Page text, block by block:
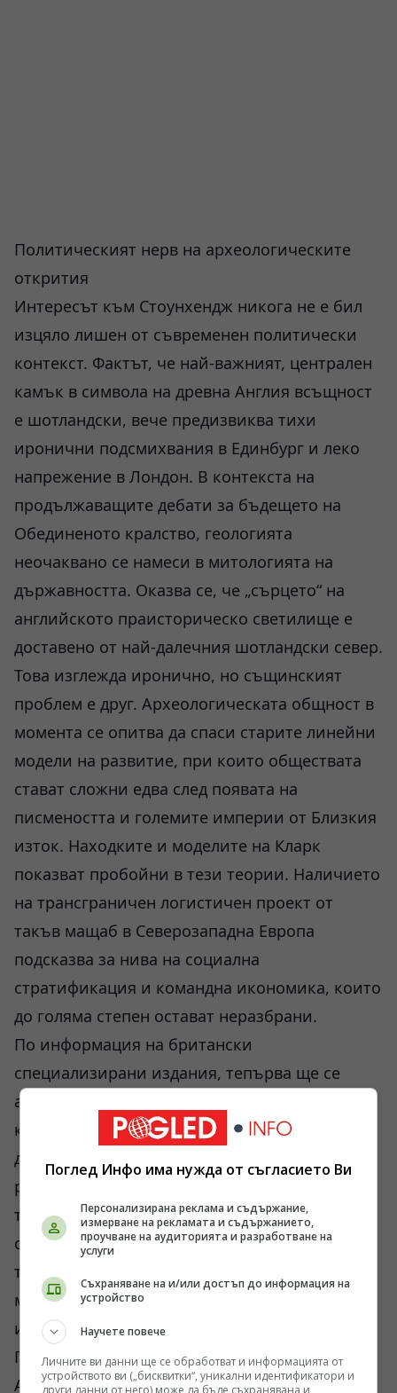
Политическият нерв на археологическите
открития
Интересът към Стоунхендж никога не е бил
изцяло лишен от съвременен политически
контекст. Фактът, че най-важният, централен
камък в символа на древна Англия всъщност
е шотландски, вече предизвиква тихи
иронични подсмихвания в Единбург и леко
напрежение в Лондон. В контекста на
продължаващите дебати за бъдещето на
Обединеното кралство, геологията
неочаквано се намеси в митологията на
държавността. Оказва се, че „сърцето“ на
английското праисторическо светилище е
доставено от най-далечния шотландски север.
Това изглежда иронично, но същинският
проблем е друг. Археологическата общност в
момента се опитва да спаси старите линейни
модели на развитие, при които обществата
стават сложни едва след появата на
писмеността и големите империи от Близкия
изток. Находките и моделите на Кларк
показват пробойни в тези теории. Наличието
на трансграничен логистичен проект от
такъв мащаб в Северозападна Европа
подсказва за нива на социална
стратификация и командна икономика, които
до голяма степен остават неразбрани.
По информация на британски
специализирани издания, тепърва ще се
анализират и други елементи от т.нар. „сини
камъни“, чийто произход от Уелс вече е
доказан, но чиито маршрути също се
ревизират след отпадането на ледниковата
теория. Научният консенсус се разпада пред
очите ни, заменен от сложни изчисления на
триенето, теглото, здравината на дървения
материал и калориите, необходими за
изхранването на носачите.
Геоикономическата логика на древността
Ако погледнем на казуса през призмата на
Поглед Инфо има нужда от съгласието Ви
Персонализирана реклама и съдържание,
измерване на рекламата и съдържанието,
проучване на аудиторията и разработване на
услуги
Съхраняване на и/или достъп до информация на
устройство
Научете повече
Личните ви данни ще се обработват и информацията от
устройството ви („бисквитки“, уникални идентификатори и
други данни от него) може да бъде съхранявана и